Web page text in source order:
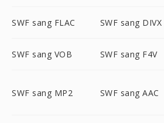
SWF sang FLAC SWF sang DIVX
SWF sang VOB SWF sang F4V
SWF sang MP2 SWF sang AAC